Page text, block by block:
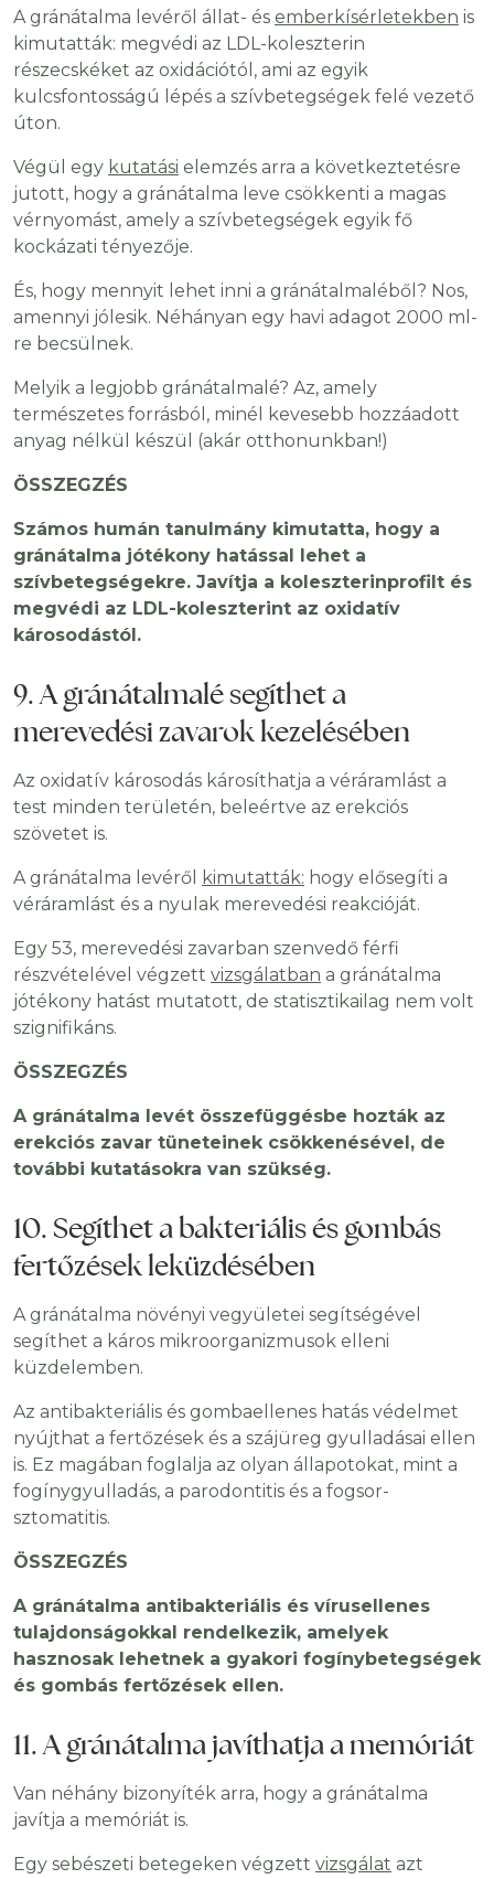
A gránátalma levéről állat- és emberkísérletekben is
kimutatták: megvédi az LDL-koleszterin
részecskéket az oxidációtól, ami az egyik
kulcsfontosságú lépés a szívbetegségek felé vezető
úton.
Végül egy kutatási elemzés arra a következtetésre
jutott, hogy a gránátalma leve csökkenti a magas
vérnyomást, amely a szívbetegségek egyik fő
kockázati tényezője.
És, hogy mennyit lehet inni a gránátalmaléből? Nos,
amennyi jólesik. Néhányan egy havi adagot 2000 ml-
re becsülnek.
Melyik a legjobb gránátalmalé? Az, amely
természetes forrásból, minél kevesebb hozzáadott
anyag nélkül készül (akár otthonunkban!)
ÖSSZEGZÉS
Számos humán tanulmány kimutatta, hogy a
gránátalma jótékony hatással lehet a
szívbetegségekre. Javítja a koleszterinprofilt és
megvédi az LDL-koleszterint az oxidatív
károsodástól.
9. A gránátalmalé segíthet a
merevedési zavarok kezelésében
Az oxidatív károsodás károsíthatja a véráramlást a
test minden területén, beleértve az erekciós
szövetet is.
A gránátalma levéről kimutatták: hogy elősegíti a
véráramlást és a nyulak merevedési reakcióját.
Egy 53, merevedési zavarban szenvedő férfi
részvételével végzett vizsgálatban a gránátalma
jótékony hatást mutatott, de statisztikailag nem volt
szignifikáns.
ÖSSZEGZÉS
A gránátalma levét összefüggésbe hozták az
erekciós zavar tüneteinek csökkenésével, de
további kutatásokra van szükség.
10. Segíthet a bakteriális és gombás
fertőzések leküzdésében
A gránátalma növényi vegyületei segítségével
segíthet a káros mikroorganizmusok elleni
küzdelemben.
Az antibakteriális és gombaellenes hatás védelmet
nyújthat a fertőzések és a szájüreg gyulladásai ellen
is. Ez magában foglalja az olyan állapotokat, mint a
fogínygyulladás, a parodontitis és a fogsor-
sztomatitis.
ÖSSZEGZÉS
A gránátalma antibakteriális és vírusellenes
tulajdonságokkal rendelkezik, amelyek
hasznosak lehetnek a gyakori fogínybetegségek
és gombás fertőzések ellen.
11. A gránátalma javíthatja a memóriát
Van néhány bizonyíték arra, hogy a gránátalma
javítja a memóriát is.
Egy sebészeti betegeken végzett vizsgálat azt